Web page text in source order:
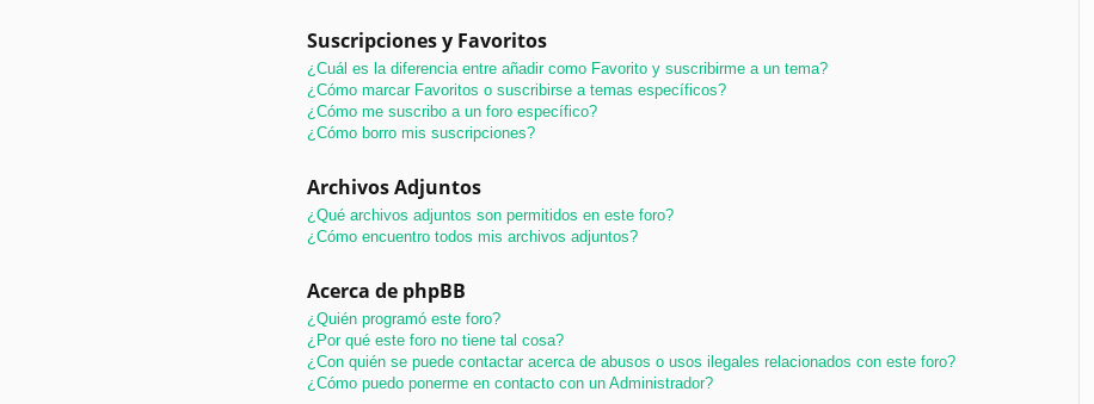
Suscripciones y Favoritos
¿Cuál es la diferencia entre añadir como Favorito y suscribirme a un tema?
¿Cómo marcar Favoritos o suscribirse a temas específicos?
¿Cómo me suscribo a un foro específico?
¿Cómo borro mis suscripciones?
Archivos Adjuntos
¿Qué archivos adjuntos son permitidos en este foro?
¿Cómo encuentro todos mis archivos adjuntos?
Acerca de phpBB
¿Quién programó este foro?
¿Por qué este foro no tiene tal cosa?
¿Con quién se puede contactar acerca de abusos o usos ilegales relacionados con este foro?
¿Cómo puedo ponerme en contacto con un Administrador?